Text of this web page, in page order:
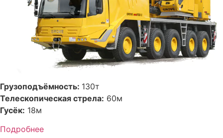
Грузоподъёмность: 130т
Телескопическая стрела: 60м
Гусёк: 18м
Подробнее